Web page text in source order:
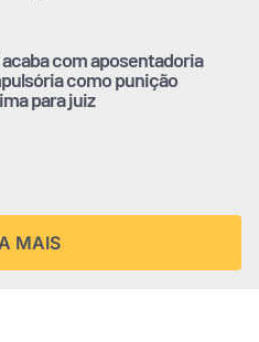
acaba com aposentadoria
como punição
para juiz
MAIS